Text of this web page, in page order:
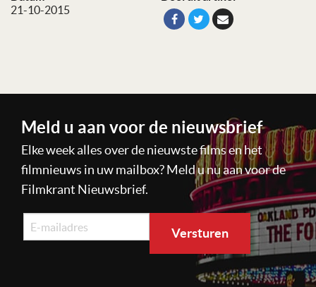
21-10-2015
Meld u aan voor de nieuwsbrief
Elke week alles over de nieuwste films en het
filmnieuws in uw mailbox? Meld u nu aan voor de
Filmkrant Nieuwsbrief.